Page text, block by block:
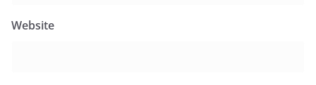
Website